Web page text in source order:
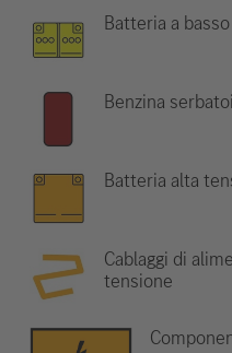
Batteria a
Benzina
Batteria alta
Cablaggi di
tensione